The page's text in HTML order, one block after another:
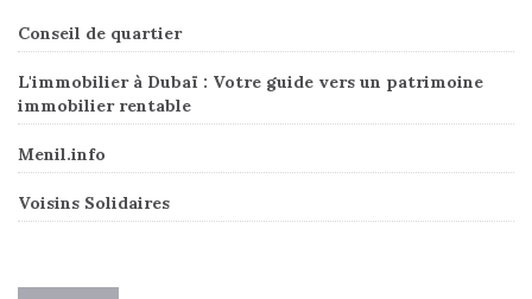
Conseil de quartier
L'immobilier à Dubaï : Votre guide vers un patrimoine
immobilier rentable
Menil.info
Voisins Solidaires